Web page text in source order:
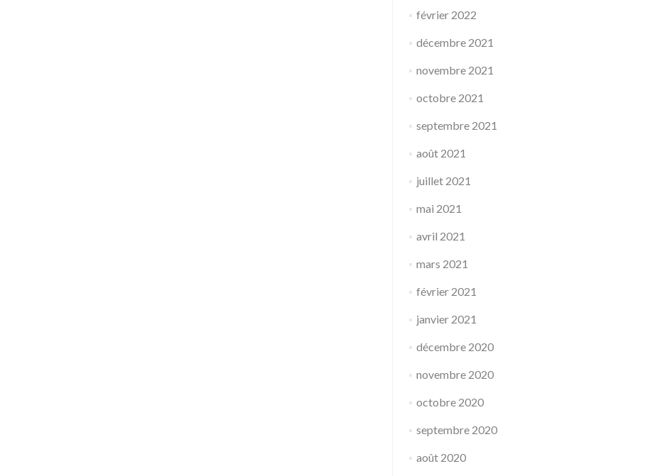
février 2022
décembre 2021
novembre 2021
octobre 2021
septembre 2021
août 2021
juillet 2021
mai 2021
avril 2021
mars 2021
février 2021
janvier 2021
décembre 2020
novembre 2020
octobre 2020
septembre 2020
août 2020